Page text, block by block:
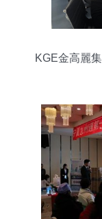
KGE金高麗